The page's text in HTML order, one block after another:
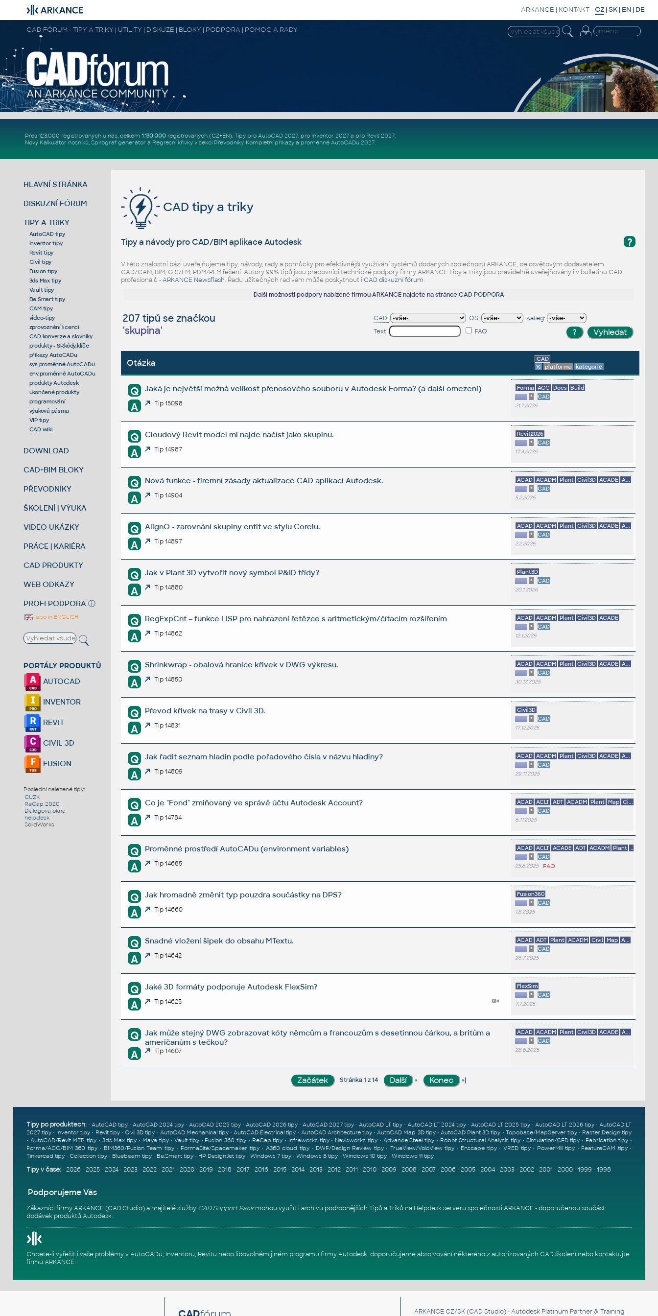
ARKANCE | KONTAKT- CZ |SK | EN | DE
CAD FÓRUM - TIPY A TRIKY | UTILITY | DISKUZE | BLOKY | PODPORA | POMOC A RADY
Přes 123.000 registrovaných u nás, celkem 1.130.000registrovaných (CZ+EN). Tipy pro AutoCAD 2027, pro Inventor 2027a pro Revit 2027.
Nový Kalkulátor nosníků, Spirograf generátor a Regresní křivkyv sekci Převodníky. Kompletní příkazya proměnné AutoCADu 2027.
HLAVNÍ STRÁNKA
DISKUZNÍ FÓRUM
TIPY A TRIKY
AutoCAD tipy
Inventor tipy
Revit tipy
Civil tipy
Fusion tipy
3ds Max tipy
Vault tipy
Be.Smart tipy
CAM tipy
video-tipy
zprovoznění licencí
CAD konverze a slovníky
produkty - SP,kódy,klíče
příkazy AutoCADu
sys.proměnné AutoCADu
env.proměnné AutoCADu
produkty Autodesk
ukončené produkty
programování
výuková pásma
VIP tipy
CAD wiki
DOWNLOAD
CAD+BIM BLOKY
PŘEVODNÍKY
ŠKOLENÍ | VÝUKA
VIDEO UKÁZKY
PRÁCE | KARIÉRA
CAD PRODUKTY
WEB ODKAZY
PROFI PODPORA ⓘ
also in ENGLISH
PORTÁLY PRODUKTŮ
AUTOCAD
INVENTOR
REVIT
CIVIL 3D
FUSION
Poslední nalezené tipy:
CUZK
ReCap 2020
Dialogová okna
helpdesk
SolidWorks
CAD tipy a triky
?
Tipy a návody pro CAD/BIM aplikace Autodesk
V této znalostní bázi uveřejňujeme tipy, návody, rady a pomůcky pro efektivnější využívání systémů dodaných společností ARKANCE, celosvětovým dodavatelem
CAD/CAM, BIM, GIS/FM, PDM/PLM řešení. Autory 99% tipů jsou pracovníci technické podpory firmy ARKANCE.Tipy a Triky jsou pravidelně uveřejňovány i v bulletinu CAD
profesionálů -ARKANCE Newsflash. Řadu užitečných rad vám může poskytnout i CAD diskuzní fórum.
Další možnosti podpory nabízené firmou ARKANCE najdete na stránceCAD PODPORA
207 tipů se značkou
'skupina'
CAD: OS:
Kateg:
Text:
FAQ
Otázka
CAD
%
platforma kategorie
Q Jaká je největší možná velikost přenosového souboru v Autodesk Forma? (a další omezení)
A Tip 15098
Forma ACC Docs Build
*
CAD
21.7.2026
Q Cloudový Revit model mi najde načíst jako skupinu.
A Tip 14987
Revit2026
*
CAD
17.4.2026
Q Nová funkce - firemní zásady aktualizace CAD aplikací Autodesk.
A Tip 14904
ACAD ACADM Plant Civil3D ACADE A...
*
CAD
5.2.2026
Q AlignO - zarovnání skupiny entit ve stylu Corelu.
A Tip 14897
ACAD ACADM Plant Civil3D ACADE A...
*
CAD
2.2.2026
Q Jak v Plant 3D vytvořit nový symbol P&ID třídy?
A Tip 14880
Plant3D
*
CAD
20.1.2026
Q RegExpCnt – funkce LISP pro nahrazení řetězce s aritmetickým/čítacím rozšířením
A Tip 14862
ACAD ACADM Plant Civil3D ACADE
*
CAD
12.1.2026
Q Shrinkwrap - obalová hranice křivek v DWG výkresu.
A Tip 14850
ACAD ACADM Plant Civil3D ACADE A...
*
CAD
30.12.2025
Q Převod křivek na trasy v Civil 3D.
A Tip 14831
Civil3D
*
CAD
17.12.2025
Q Jak řadit seznam hladin podle pořadového čísla v názvu hladiny?
A Tip 14809
ACAD ACADM Plant Civil3D ACADE A...
*
CAD
29.11.2025
Q Co je "Fond" zmiňovaný ve správě účtu Autodesk Account?
A Tip 14784
ACAD ACLT ADT ACADM Plant Map Ci...
*
CAD
6.11.2025
Q Proměnné prostředí AutoCADu (environment variables)
A Tip 14685
ACAD ACLT ACADE ADT ACADM Plant
*
CAD
25.8.2025 FAQ
Q Jak hromadně změnit typ pouzdra součástky na DPS?
A Tip 14660
Fusion360
*
CAD
1.8.2025
Q Snadné vložení šipek do obsahu MTextu.
A Tip 14642
ACAD ADT Plant ACADM Civil Map A...
*
CAD
26.7.2025
Q Jaké 3D formáty podporuje Autodesk FlexSim?
A Tip 14625
FlexSim
*
CAD
7.7.2025
Q
Jak může stejný DWG zobrazovat kóty němcům a francouzům s desetinnou čárkou, a britům a
američanům s tečkou?
A Tip 14607
ACAD ACADM Plant Civil3D ACADE A...
*
CAD
28.6.2025
Stránka 1 z 14 » »|
Tipy po produktech:• AutoCAD tipy• AutoCAD 2024 tipy• AutoCAD 2025 tipy• AutoCAD 2026 tipy •AutoCAD 2027 tipy •AutoCAD LT tipy •AutoCAD LT 2024 tipy •AutoCAD LT 2025 tipy •AutoCAD LT 2026 tipy •AutoCAD LT
2027 tipy• Inventor tipy • Revit tipy•Civil 3D tipy • AutoCAD Mechanical tipy•AutoCAD Electrical tipy • AutoCAD Architecture tipy•AutoCAD Map 3D tipy• AutoCAD Plant 3D tipy • Topobase/MapServer tipy• Raster Design tipy
• AutoCAD/Revit MEP tipy • 3ds Max tipy • Maya tipy•Vault tipy• Fusion 360 tipy • ReCap tipy • Infraworks tipy• Navisworks tipy • Advance Steel tipy • Robot Structural Analysis tipy • Simulation/CFD tipy • Fabrication tipy•
Forma/ACC/BIM 360 tipy• BIM360/Fusion Team tipy• FormaSite/Spacemaker tipy• A360 cloud tipy• DWF/Design Review tipy• TrueView/VoloView tipy • Enscape tipy•VRED tipy• PowerMill tipy • FeatureCAM tipy•
Tinkercad tipy• Collection tipy• Bluebeam tipy• Be.Smart tipy• HP DesignJet tipy• Windows 7 tipy• Windows 8 tipy• Windows 10 tipy• Windows 11 tipy
Tipy v čase:• 2026• 2025• 2024• 2023• 2022• 2021 • 2020• 2019 • 2018 • 2017• 2016• 2015• 2014• 2013• 2012• 2011 • 2010• 2009 • 2008 • 2007• 2006• 2005• 2004• 2003• 2002• 2001 • 2000• 1999 • 1998
Podporujeme Vás
Zákazníci firmy ARKANCE (CAD Studio) a majitelé služby CAD Support Packmohou využít i archivu podrobnějších Tipů a Triků na Helpdesk serveru společnosti ARKANCE - doporučenou součást
dodávek produktů Autodesk.
Chcete-li vyřešit i vaše problémy v AutoCADu, Inventoru, Revitu nebo libovolném jiném programu firmy Autodesk, doporučujeme absolvování některého z autorizovaných CAD školenínebo kontaktujte
firmu ARKANCE.
ARKANCE CZ/SK(CAD Studio) - Autodesk Platinum Partner & Training